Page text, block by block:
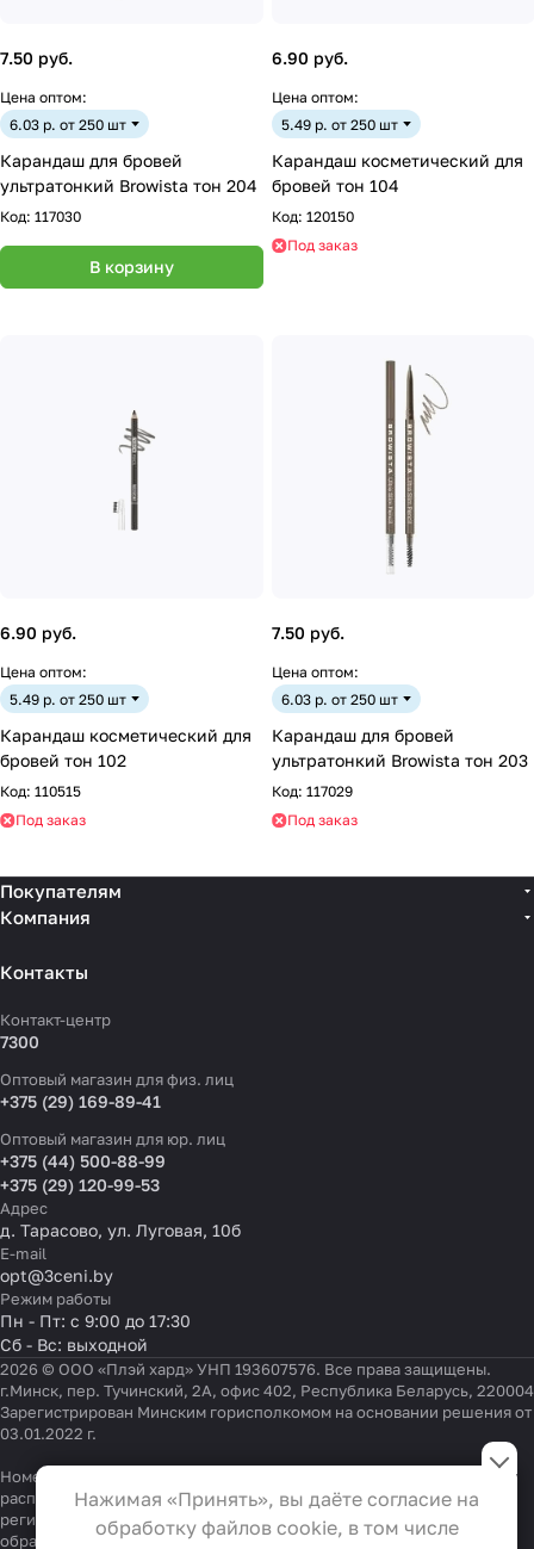
7.50 руб.
Цена оптом:
6.03 р. от 250 шт
Карандаш для бровей
ультратонкий Browista тон 204
Код: 117030
В корзину
6.90 руб.
Цена оптом:
5.49 р. от 250 шт
Карандаш косметический для
бровей тон 104
Код: 120150
Под заказ
6.90 руб.
Цена оптом:
5.49 р. от 250 шт
Карандаш косметический для
бровей тон 102
Код: 110515
Под заказ
7.50 руб.
Цена оптом:
6.03 р. от 250 шт
Карандаш для бровей
ультратонкий Browista тон 203
Код: 117029
Под заказ
Покупателям
Компания
Контакты
Контакт-центр
7300
Оптовый магазин для физ. лиц
+375 (29) 169-89-41
Оптовый магазин для юр. лиц
+375 (44) 500-88-99
+375 (29) 120-99-53
Адрес
д. Тарасово, ул. Луговая, 10б
E-mail
opt@3ceni.by
Режим работы
Пн - Пт: с 9:00 до 17:30
Сб - Вс: выходной
2026 © ООО «Плэй хард» УНП 193607576. Все права защищены.
г.Минск, пер. Тучинский, 2А, офис 402, Республика Беларусь, 220004
Зарегистрирован Минским горисполкомом на основании решения от
03.01.2022 г.
Номер телефона работников местных исполнительных и
распорядительных органов по месту государственной
регистрации ООО «Плэй хард», уполномоченных рассматривать
обращения покупателей: +375 17 323-41-58,+375 17 370-30-64
Настройки файлов cookie
Функциональные
Эти файлы необходимы для
функционирования сайта и не
Нажимая «Принять», вы даёте согласие на
обработку файлов cookie, в том числе